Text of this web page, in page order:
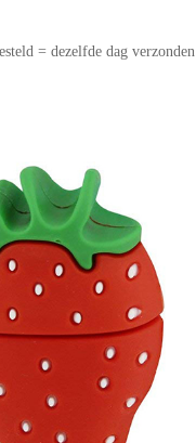
= dezelfde dag verzonden